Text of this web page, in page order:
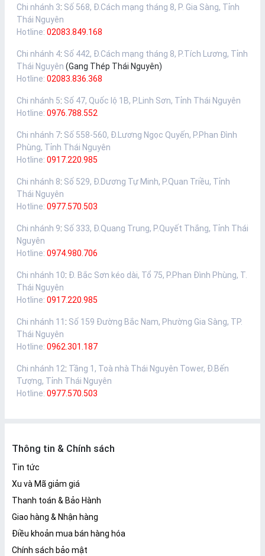
Chi nhánh 3: Số 568, Đ.Cách mạng tháng 8, P. Gia Sàng, Tỉnh
Thái Nguyên
Hotline: 02083.849.168
Chi nhánh 4: Số 442, Đ.Cách mạng tháng 8, P.Tích Lương, Tỉnh
Thái Nguyên (Gang Thép Thái Nguyên)
Hotline: 02083.836.368
Chi nhánh 5: Số 47, Quốc lộ 1B, P.Linh Sơn, Tỉnh Thái Nguyên
Hotline: 0976.788.552
Chi nhánh 7: Số 558-560, Đ.Lương Ngọc Quyến, P.Phan Đình
Phùng, Tỉnh Thái Nguyên
Hotline: 0917.220.985
Chi nhánh 8: Số 529, Đ.Dương Tự Minh, P.Quan Triều, Tỉnh
Thái Nguyên
Hotline: 0977.570.503
Chi nhánh 9: Số 333, Đ.Quang Trung, P.Quyết Thắng, Tỉnh Thái
Nguyên
Hotline: 0974.980.706
Chi nhánh 10: Đ. Bắc Sơn kéo dài, Tổ 75, P.Phan Đình Phùng, T.
Thái Nguyên
Hotline: 0917.220.985
Chi nhánh 11 : Số 159 Đường Bắc Nam, Phường Gia Sàng, TP.
Thái Nguyên
Hotline: 0962.301.187
Chi nhánh 12: Tầng 1, Toà nhà Thái Nguyên Tower, Đ.Bến
Tượng, Tỉnh Thái Nguyên
Hotline: 0977.570.503
Thông tin & Chính sách
Tin tức
Xu và Mã giảm giá
Thanh toán & Bảo Hành
Giao hàng & Nhận hàng
Điều khoản mua bán hàng hóa
Chính sách bảo mật